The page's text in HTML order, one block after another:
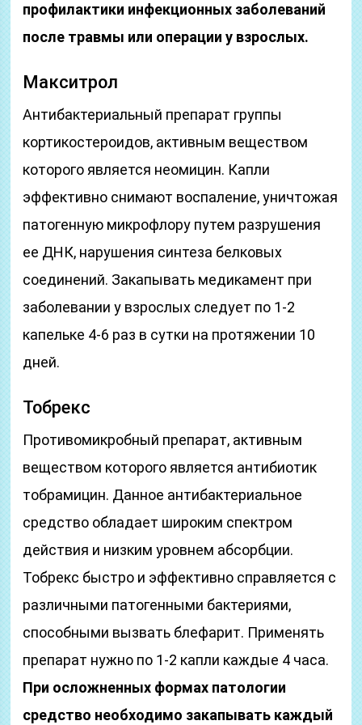
профилактики инфекционных заболеваний
после травмы или операции у взрослых.
Макситрол
Антибактериальный препарат группы
кортикостероидов, активным веществом
которого является неомицин. Капли
эффективно снимают воспаление, уничтожая
патогенную микрофлору путем разрушения
ее ДНК, нарушения синтеза белковых
соединений. Закапывать медикамент при
заболевании у взрослых следует по 1-2
капельке 4-6 раз в сутки на протяжении 10
дней.
Тобрекс
Противомикробный препарат, активным
веществом которого является антибиотик
тобрамицин. Данное антибактериальное
средство обладает широким спектром
действия и низким уровнем абсорбции.
Тобрекс быстро и эффективно справляется с
различными патогенными бактериями,
способными вызвать блефарит. Применять
препарат нужно по 1-2 капли каждые 4 часа.
При осложненных формах патологии
средство необходимо закапывать каждый